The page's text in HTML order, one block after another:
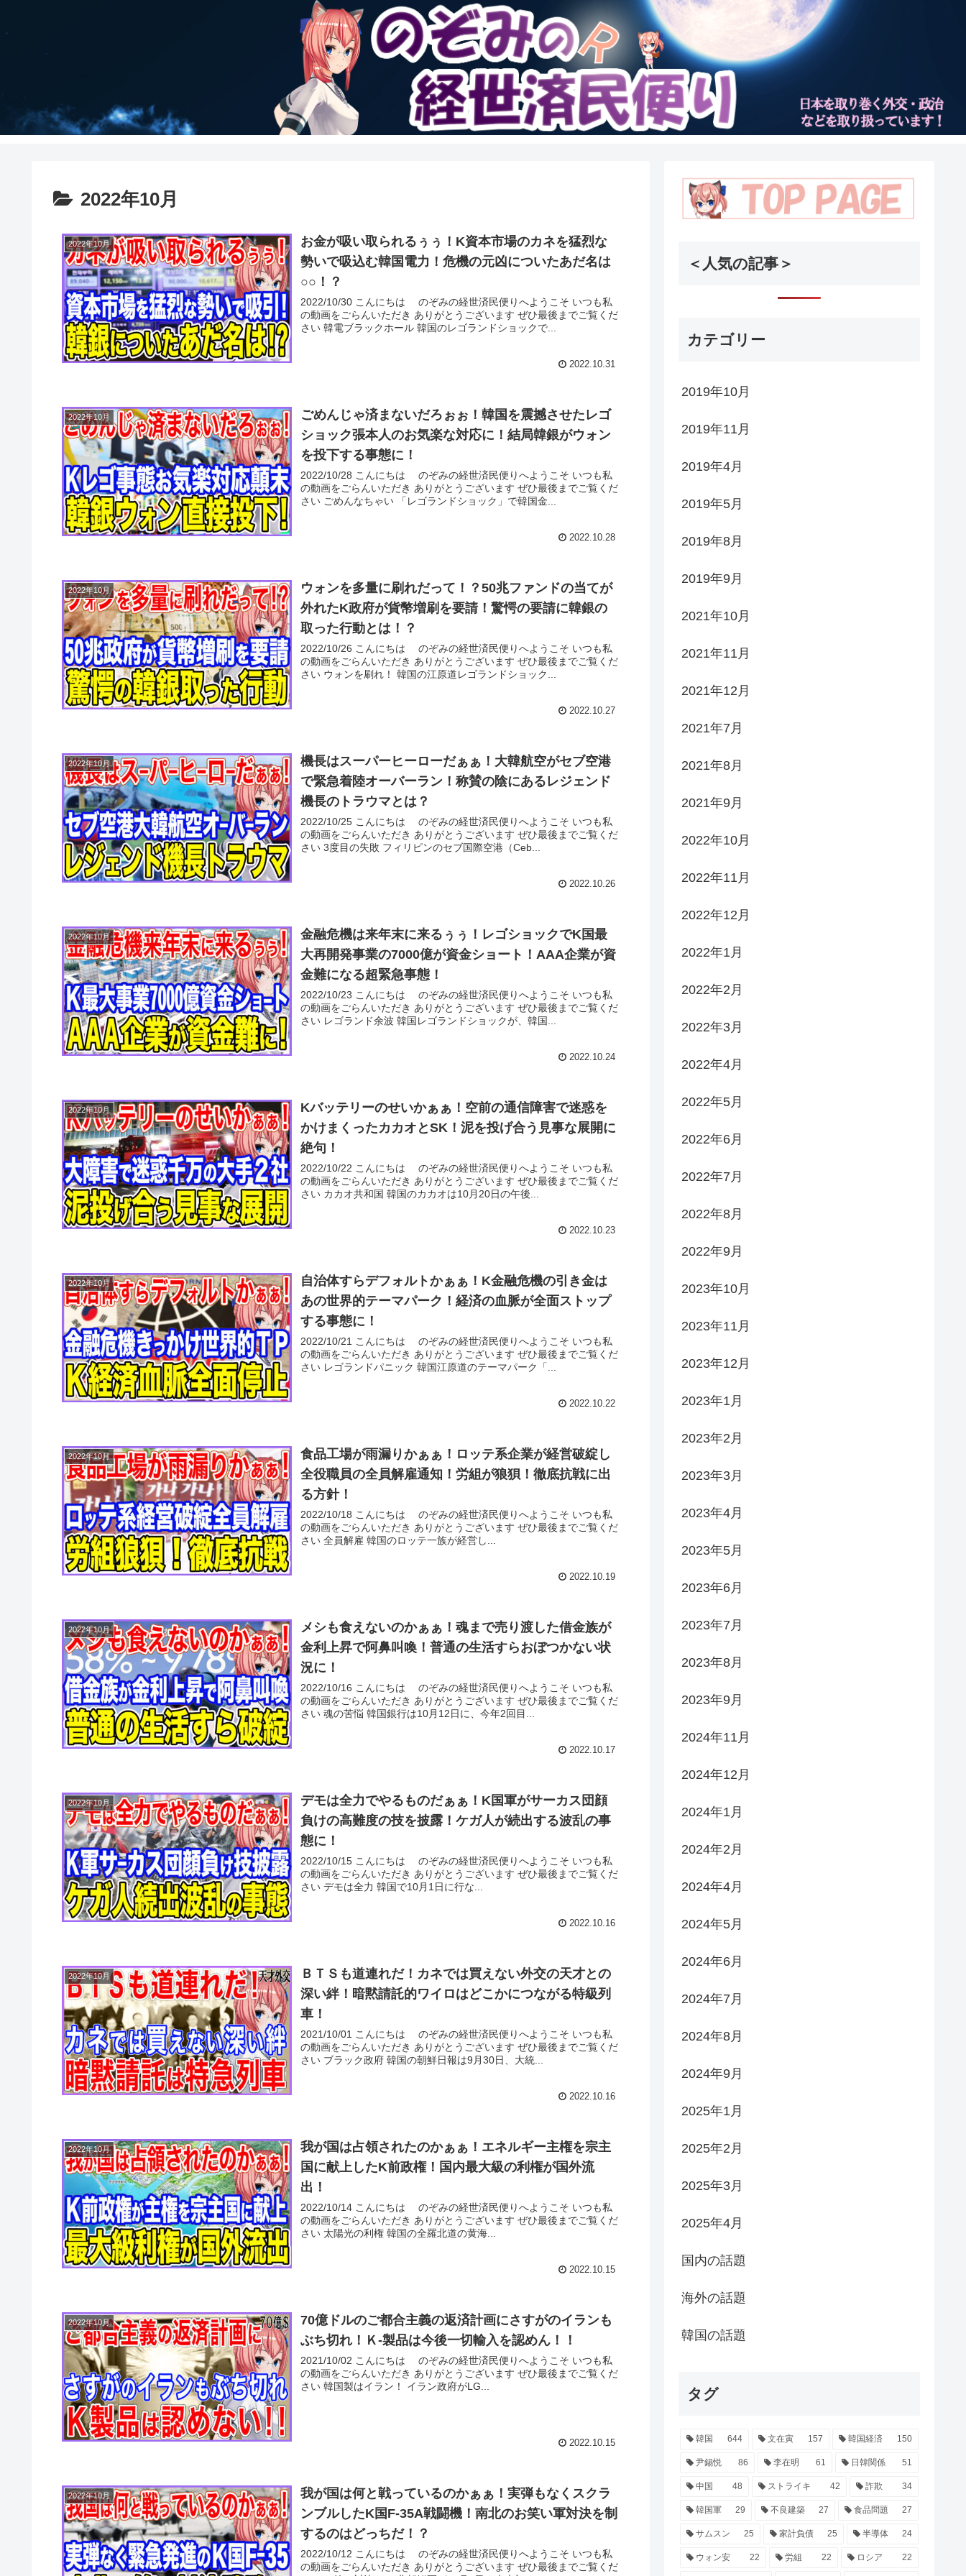
2022年10月
2022年10月
お金が吸い取られるぅぅ！K資本市場のカネを猛烈な
勢いで吸込む韓国電力！危機の元凶についたあだ名は
○○！？
2022/10/30 こんにちは のぞみの経世済民便りへようこそ いつも私
の動画をごらんいただき ありがとうございます ぜひ最後までご覧くだ
さい 韓電ブラックホール 韓国のレゴランドショックで...
2022.10.31
2022年10月
ごめんじゃ済まないだろぉぉ！韓国を震撼させたレゴ
ショック張本人のお気楽な対応に！結局韓銀がウォン
を投下する事態に！
2022/10/28 こんにちは のぞみの経世済民便りへようこそ いつも私
の動画をごらんいただき ありがとうございます ぜひ最後までご覧くだ
さい ごめんなちゃい 「レゴランドショック」で韓国金...
2022.10.28
2022年10月
ウォンを多量に刷れだって！？50兆ファンドの当てが
外れたK政府が貨幣増刷を要請！驚愕の要請に韓銀の
取った行動とは！？
2022/10/26 こんにちは のぞみの経世済民便りへようこそ いつも私
の動画をごらんいただき ありがとうございます ぜひ最後までご覧くだ
さい ウォンを刷れ！ 韓国の江原道レゴランドショック...
2022.10.27
2022年10月
機長はスーパーヒーローだぁぁ！大韓航空がセブ空港
で緊急着陸オーバーラン！称賛の陰にあるレジェンド
機長のトラウマとは？
2022/10/25 こんにちは のぞみの経世済民便りへようこそ いつも私
の動画をごらんいただき ありがとうございます ぜひ最後までご覧くだ
さい 3度目の失敗 フィリピンのセブ国際空港（Ceb...
2022.10.26
2022年10月
金融危機は来年末に来るぅぅ！レゴショックでK国最
大再開発事業の7000億が資金ショート！AAA企業が資
金難になる超緊急事態！
2022/10/23 こんにちは のぞみの経世済民便りへようこそ いつも私
の動画をごらんいただき ありがとうございます ぜひ最後までご覧くだ
さい レゴランド余波 韓国レゴランドショックが、韓国...
2022.10.24
2022年10月
Kバッテリーのせいかぁぁ！空前の通信障害で迷惑を
かけまくったカカオとSK！泥を投げ合う見事な展開に
絶句！
2022/10/22 こんにちは のぞみの経世済民便りへようこそ いつも私
の動画をごらんいただき ありがとうございます ぜひ最後までご覧くだ
さい カカオ共和国 韓国のカカオは10月20日の午後...
2022.10.23
2022年10月
自治体すらデフォルトかぁぁ！K金融危機の引き金は
あの世界的テーマパーク！経済の血脈が全面ストップ
する事態に！
2022/10/21 こんにちは のぞみの経世済民便りへようこそ いつも私
の動画をごらんいただき ありがとうございます ぜひ最後までご覧くだ
さい レゴランドパニック 韓国江原道のテーマパーク「...
2022.10.22
2022年10月
食品工場が雨漏りかぁぁ！ロッテ系企業が経営破綻し
全役職員の全員解雇通知！労組が狼狽！徹底抗戦に出
る方針！
2022/10/18 こんにちは のぞみの経世済民便りへようこそ いつも私
の動画をごらんいただき ありがとうございます ぜひ最後までご覧くだ
さい 全員解雇 韓国のロッテ一族が経営し...
2022.10.19
2022年10月
メシも食えないのかぁぁ！魂まで売り渡した借金族が
金利上昇で阿鼻叫喚！普通の生活すらおぼつかない状
況に！
2022/10/16 こんにちは のぞみの経世済民便りへようこそ いつも私
の動画をごらんいただき ありがとうございます ぜひ最後までご覧くだ
さい 魂の苦悩 韓国銀行は10月12日に、今年2回目...
2022.10.17
2022年10月
デモは全力でやるものだぁぁ！K国軍がサーカス団顔
負けの高難度の技を披露！ケガ人が続出する波乱の事
態に！
2022/10/15 こんにちは のぞみの経世済民便りへようこそ いつも私
の動画をごらんいただき ありがとうございます ぜひ最後までご覧くだ
さい デモは全力 韓国で10月1日に行な...
2022.10.16
2022年10月
ＢＴＳも道連れだ！カネでは買えない外交の天才との
深い絆！暗黙請託的ワイロはどこかにつながる特級列
車！
2021/10/01 こんにちは のぞみの経世済民便りへようこそ いつも私
の動画をごらんいただき ありがとうございます ぜひ最後までご覧くだ
さい ブラック政府 韓国の朝鮮日報は9月30日、大統...
2022.10.16
2022年10月
我が国は占領されたのかぁぁ！エネルギー主権を宗主
国に献上したK前政権！国内最大級の利権が国外流
出！
2022/10/14 こんにちは のぞみの経世済民便りへようこそ いつも私
の動画をごらんいただき ありがとうございます ぜひ最後までご覧くだ
さい 太陽光の利権 韓国の全羅北道の黄海...
2022.10.15
2022年10月
70億ドルのご都合主義の返済計画にさすがのイランも
ぶち切れ！Ｋ-製品は今後一切輸入を認めん！！
2021/10/02 こんにちは のぞみの経世済民便りへようこそ いつも私
の動画をごらんいただき ありがとうございます ぜひ最後までご覧くだ
さい 韓国製はイラン！ イラン政府がLG...
2022.10.15
2022年10月
我が国は何と戦っているのかぁぁ！実弾もなくスクラ
ンブルしたK国F-35A戦闘機！南北のお笑い軍対決を制
するのはどっちだ！？
2022/10/12 こんにちは のぞみの経世済民便りへようこそ いつも私
の動画をごらんいただき ありがとうございます ぜひ最後までご覧くだ
＜人気の記事＞
カテゴリー
2019年10月
2019年11月
2019年4月
2019年5月
2019年8月
2019年9月
2021年10月
2021年11月
2021年12月
2021年7月
2021年8月
2021年9月
2022年10月
2022年11月
2022年12月
2022年1月
2022年2月
2022年3月
2022年4月
2022年5月
2022年6月
2022年7月
2022年8月
2022年9月
2023年10月
2023年11月
2023年12月
2023年1月
2023年2月
2023年3月
2023年4月
2023年5月
2023年6月
2023年7月
2023年8月
2023年9月
2024年11月
2024年12月
2024年1月
2024年2月
2024年4月
2024年5月
2024年6月
2024年7月
2024年8月
2024年9月
2025年1月
2025年2月
2025年3月
2025年4月
国内の話題
海外の話題
韓国の話題
タグ
韓国 644 文在寅 157 韓国経済 150
尹錫悦 86 李在明 61 日韓関係 51
中国 48 ストライキ 42 詐欺 34
韓国軍 29 不良建築 27 食品問題 27
サムスン 25 家計負債 25 半導体 24
ウォン安 22 労組 22 ロシア 22